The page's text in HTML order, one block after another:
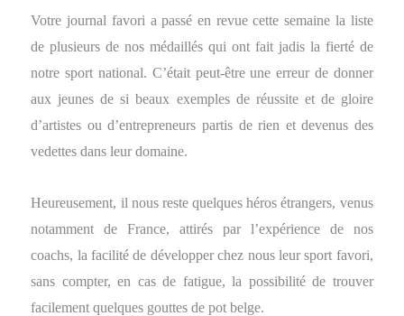
Votre journal favori a passé en revue cette semaine la liste
de plusieurs de nos médaillés qui ont fait jadis la fierté de
notre sport national. C’était peut-être une erreur de donner
aux jeunes de si beaux exemples de réussite et de gloire
d’artistes ou d’entrepreneurs partis de rien et devenus des
vedettes dans leur domaine.
Heureusement, il nous reste quelques héros étrangers, venus
notamment de France, attirés par l’expérience de nos
coachs, la facilité de développer chez nous leur sport favori,
sans compter, en cas de fatigue, la possibilité de trouver
facilement quelques gouttes de pot belge.